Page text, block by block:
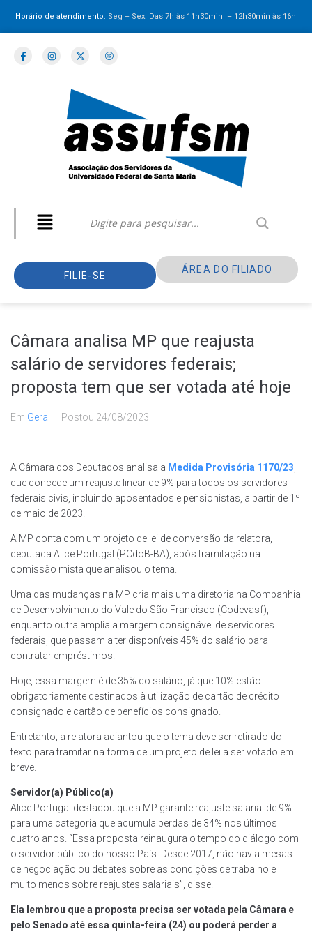
Horário de atendimento: Seg – Sex: Das 7h às 11h30min – 12h30minàs 16h
FILIE-SE
ÁREA DO FILIADO
Câmara analisa MP que reajusta
salário de servidores federais;
proposta tem que ser votada até hoje
Em Geral Postou 24/08/2023
A Câmara dos Deputados analisa a Medida Provisória 1170/23,
que concede um reajuste linear de 9% para todos os servidores
federais civis, incluindo aposentados e pensionistas, a partir de 1º
de maio de 2023.
A MP conta com um projeto de lei de conversão da relatora,
deputada Alice Portugal (PCdoB-BA), após tramitação na
comissão mista que analisou o tema.
Uma das mudanças na MP cria mais uma diretoria na Companhia
de Desenvolvimento do Vale do São Francisco (Codevasf),
enquanto outra amplia a margem consignável de servidores
federais, que passam a ter disponíveis 45% do salário para
contratar empréstimos.
Hoje, essa margem é de 35% do salário, já que 10% estão
obrigatoriamente destinados à utilização de cartão de crédito
consignado e cartão de benefícios consignado.
Entretanto, a relatora adiantou que o tema deve ser retirado do
texto para tramitar na forma de um projeto de lei a ser votado em
breve.
Servidor(a) Público(a)
Alice Portugal destacou que a MP garante reajuste salarial de 9%
para uma categoria que acumula perdas de 34% nos últimos
quatro anos. “Essa proposta reinaugura o tempo do diálogo com
o servidor público do nosso País. Desde 2017, não havia mesas
de negociação ou debates sobre as condições de trabalho e
muito menos sobre reajustes salariais”, disse.
Ela lembrou que a proposta precisa ser votada pela Câmara e
pelo Senado até essa quinta-feira (24) ou poderá perder a